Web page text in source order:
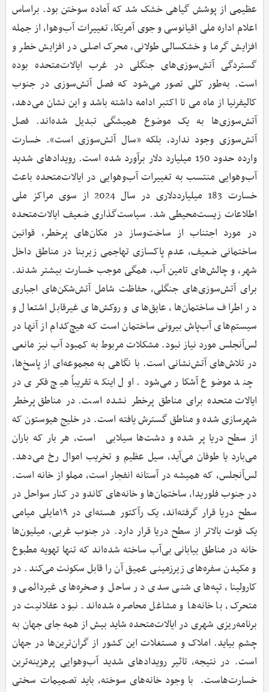
عظیمی از پوشش گیاهی خشک شد که آماده سوختن بود. براساس
اعلام اداره ملی اقیانوسی و جوی آمریکا، تغییرات آب‌وهوا، از جمله
افزایش گرما و خشکسالی طولانی، محرک اصلی در افزایش خطر و
گستردگی آتش‌سوزی‌های جنگلی در غرب ایالات‌متحده بوده
است. به‌طور کلی تصور می‌شود که فصل آتش‌سوزی در جنوب
کالیفرنیا از ماه می تا اکتبر ادامه داشته باشد و این نشان می‌دهد،
آتش‌سوزی‌ها به یک موضوع همیشگی تبدیل شده‌اند. فصل
آتش‌سوزی وجود ندارد، بلکه «سال آتش‌سوزی است». خسارت
وارده حدود 150 میلیارد دلار برآورد شده است. رویدادهای شدید
آب‌وهوایی منتسب به تغییرات آب‌وهوایی در ایالات‌متحده باعث
خسارت 183 میلیارددلاری در سال 2024 از سوی مراکز ملی
اطلاعات زیست‌محیطی شد. سیاست‌گذاری ضعیف ایالات‌متحده
در مورد اجتناب از ساخت‌وساز در مکان‌های پرخطر، قوانین
ساختمانی ضعیف، عدم پاکسازی تهاجمی زیربنا در مناطق داخل
شهر، و چالش‌های تامین آب، همگی موجب خسارت بیشتر شدند.
برای آتش‌سوزی‌های جنگلی، حفاظت شامل آتش‌شکن‌های اجباری
در اطراف ساختمان‌ها، عایق‌های و روکش‌های غیرقابل اشتعال و
سیستم‌های آب‌پاش بیرونی ساختمان است که هیچ‌کدام از آنها در
لس‌آنجلس مورد نیاز نبود. مشکلات مربوط به کمبود آب نیز مانعی
در تلاش‌های آتش‌نشانی است. با نگاهی به مجموعه‌ای از پاسخ‌ها،
چند موضوع آشکار می‌شود. اول اینکه تقریباً هیچ فکری در
ایالات‌متحده برای مناطق پرخطر نشده است. در مناطق پرخطر
شهرسازی شده و مناطق گسترش یافته است. در خلیج هیوستون که
از سطح دریا پر شده و دشت‌ها سیلابی است، هر بار که باران
می‌بارد یا طوفان می‌آید، سیل عظیم و تخریب اموال رخ می‌دهد.
لس‌آنجلس، که همیشه در آستانه انفجار است، مملو از خانه است.
در جنوب فلوریدا، ساختمان‌ها و خانه‌های کاندو در کنار سواحل در
سطح دریا قرار گرفته‌اند، یک رآکتور هسته‌ای در ۱۹مایلی میامی
یک فوت بالاتر از سطح دریا قرار دارد. در جنوب غربی، میلیون‌ها
خانه در مناطق بیابانی بی‌آب ساخته شده‌اند که تنها تهویه مطبوع
و مکیدن سفره‌های زیرزمینی عمیق آن را قابل سکونت می‌کند. در
کارولینا، تپه‌های شنی سدی در ساحل و صخره‌های غیردائمی و
متحرک، با خانه‌ها و مشاغل محاصره شده‌اند. نبود عقلانیت در
برنامه‌ریزی شهری در ایالات‌متحده شاید بیش از همه جای جهان به
چشم بیاید. املاک و مستغلات این کشور از گران‌ترین‌ها در جهان
است. در نتیجه، تاثیر رویدادهای شدید آب‌وهوایی پرهزینه‌ترین
خسارت‌هاست. با وجود خانه‌های سوخته، باید تصمیمات سختی